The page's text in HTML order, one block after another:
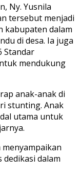
Ny. Yusnila
tersebut menjadi
kabupaten dalam
di desa. Ia juga
Standar
mendukung
anak-anak di
stunting. Anak
utama untuk
menyampaikan
dalam